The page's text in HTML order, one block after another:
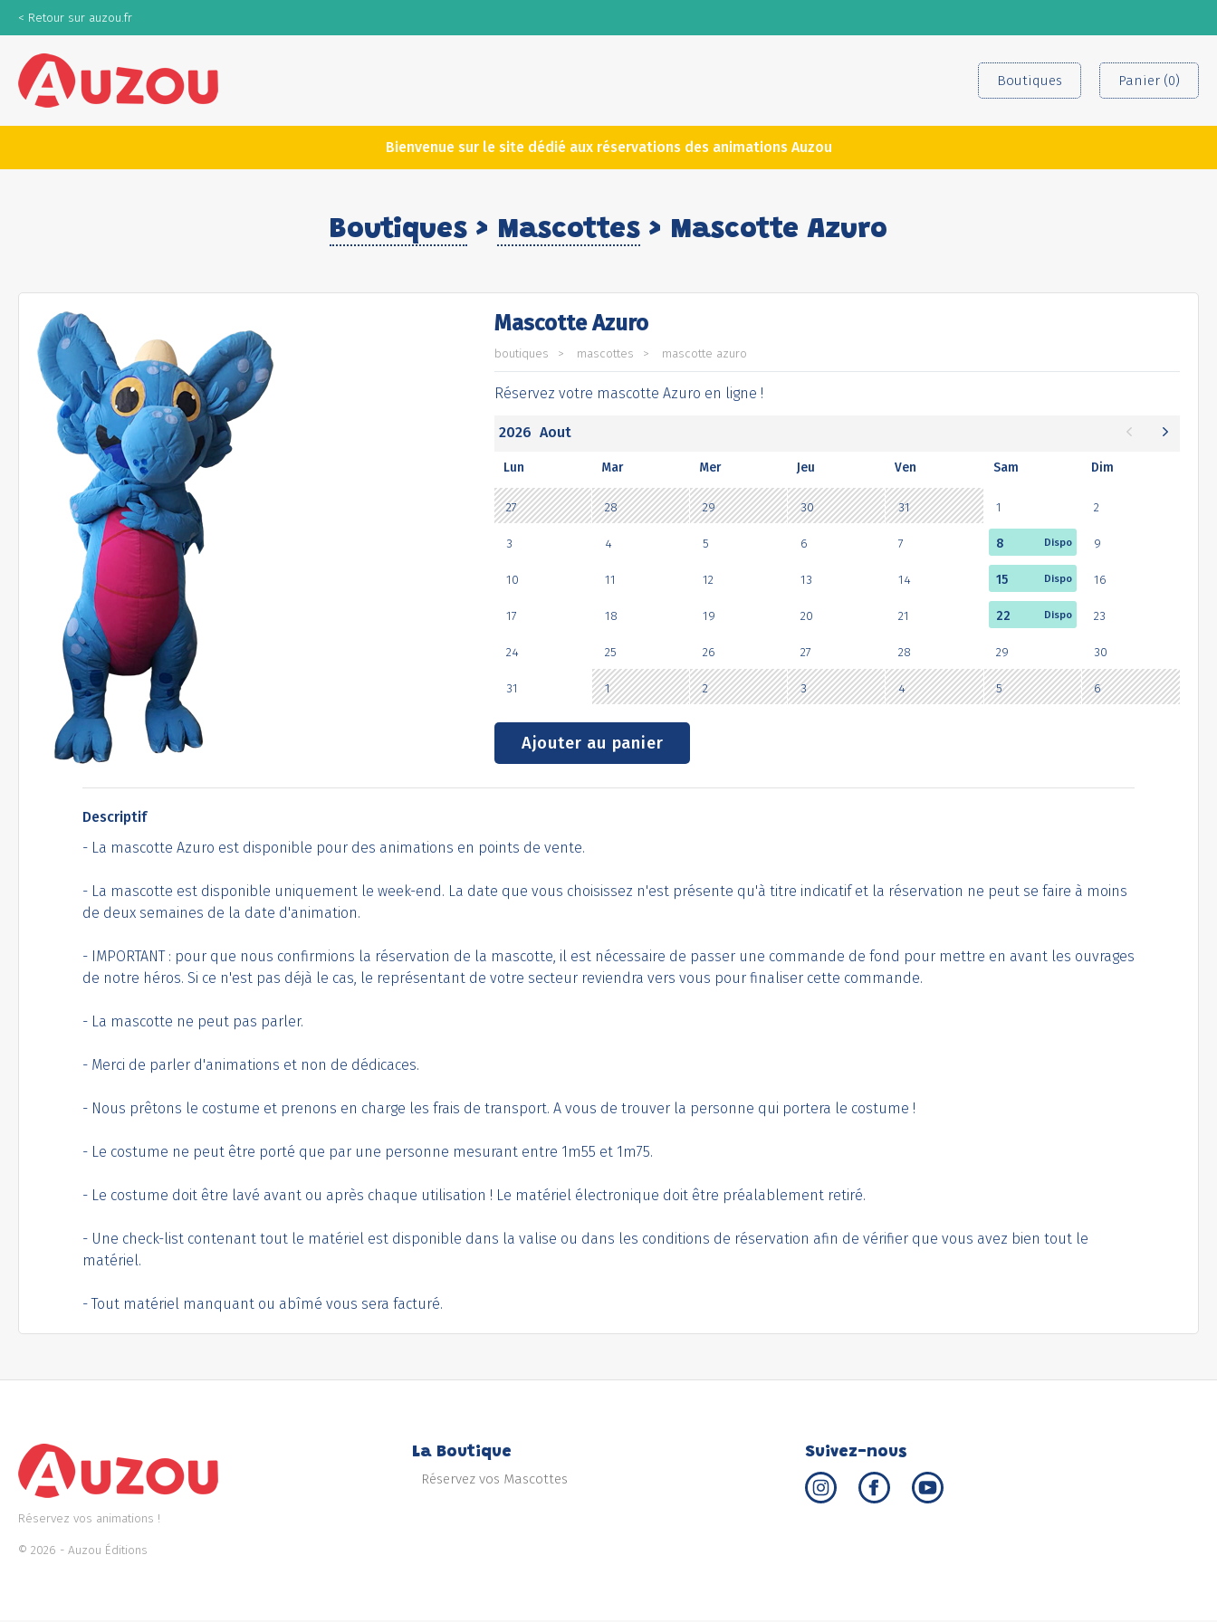
< Retour sur auzou.fr
Boutiques Panier (0)
Bienvenue sur le site dédié aux réservations des animations Auzou
Boutiques > Mascottes > Mascotte Azuro
Mascotte Azuro
boutiques mascottes mascotte azuro
Réservez votre mascotte Azuro en ligne !
2026 Aout
Lun Mar Mer Jeu Ven Sam Dim
27 28 29 30 31 1 2
3 4 5 6 7 8 9
10 11 12 13 14 15 16
17 18 19 20 21 22 23
24 25 26 27 28 29 30
31 1 2 3 4 5 6
Ajouter au panier
Descriptif
- La mascotte Azuro est disponible pour des animations en points de vente.
- La mascotte est disponible uniquement le week-end. La date que vous choisissez n'est présente qu'à titre indicatif et la réservation ne peut se faire à moins
de deux semaines de la date d'animation.
- IMPORTANT : pour que nous confirmions la réservation de la mascotte, il est nécessaire de passer une commande de fond pour mettre en avant les ouvrages
de notre héros. Si ce n'est pas déjà le cas, le représentant de votre secteur reviendra vers vous pour finaliser cette commande.
- La mascotte ne peut pas parler.
- Merci de parler d'animations et non de dédicaces.
- Nous prêtons le costume et prenons en charge les frais de transport. A vous de trouver la personne qui portera le costume !
- Le costume ne peut être porté que par une personne mesurant entre 1m55 et 1m75.
- Le costume doit être lavé avant ou après chaque utilisation ! Le matériel électronique doit être préalablement retiré.
- Une check-list contenant tout le matériel est disponible dans la valise ou dans les conditions de réservation afin de vérifier que vous avez bien tout le
matériel.
- Tout matériel manquant ou abîmé vous sera facturé.
Réservez vos animations !
La Boutique
Réservez vos Mascottes
Suivez-nous
© 2026 - Auzou Éditions